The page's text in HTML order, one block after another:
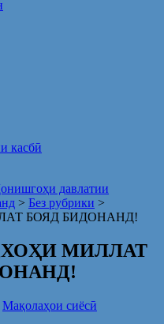
касбӣ
давлатии
> Без рубрики >
БОЯД БИДОНАНД!
МИЛЛАТ
Мақолаҳои сиёсӣ